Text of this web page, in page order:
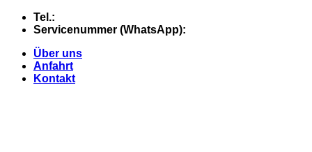
Skip
Tel.:
Servicenummer (WhatsApp):
Über uns
Anfahrt
Kontakt